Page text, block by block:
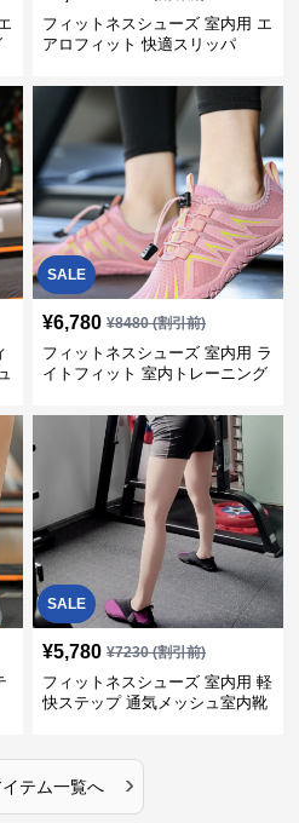
フィットネスシューズ 室内用 エ
アロフィット 快適スリッパ
SALE
¥6,780 ¥8480(割引前)
フィットネスシューズ 室内用 ラ
イトフィット 室内トレーニング
SALE
¥5,780 ¥7230(割引前)
フィットネスシューズ 室内用 軽
快ステップ 通気メッシュ室内靴
イテム一覧へ ›